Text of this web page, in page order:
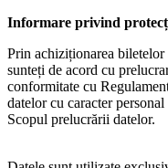
Informare privind
Prin achiziționarea biletelor
sunteți de acord cu
conformitate cu
datelor cu caracter
Scopul prelucrării datelor.